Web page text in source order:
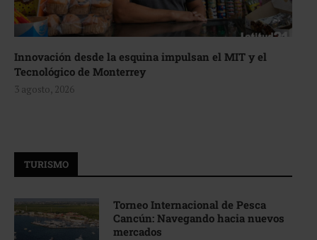
Innovación desde la esquina impulsan el MIT y el
Tecnológico de Monterrey
3 agosto, 2026
TURISMO
Torneo Internacional de Pesca
Cancún: Navegando hacia nuevos
mercados